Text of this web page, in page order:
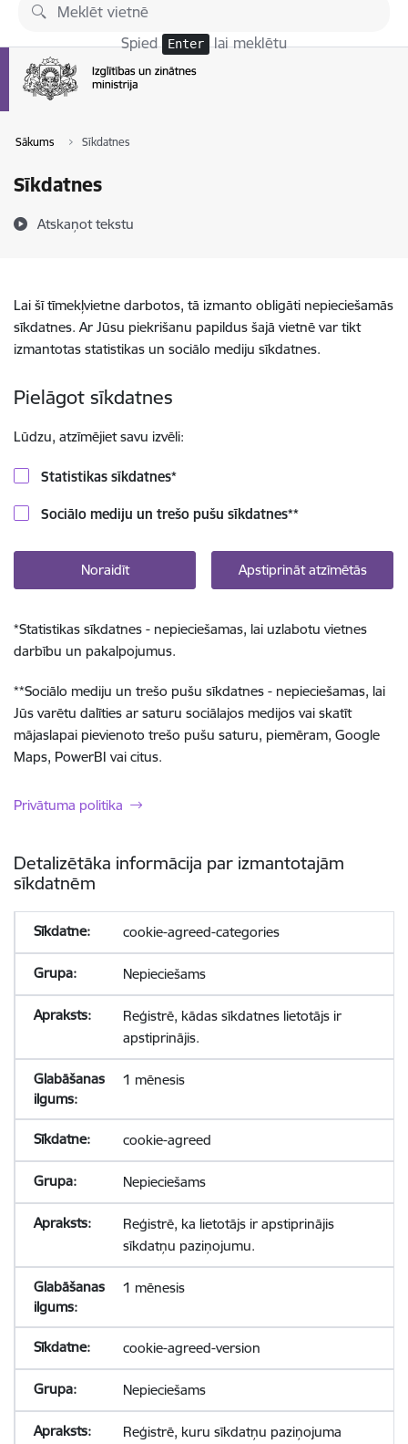
Pāriet uz lapas saturu
Spied Enter lai meklētu
Sākums Sīkdatnes
Sīkdatnes
Atskaņot tekstu
Lai šī tīmekļvietne darbotos, tā izmanto obligāti nepieciešamās
sīkdatnes. Ar Jūsu piekrišanu papildus šajā vietnē var tikt
izmantotas statistikas un sociālo mediju sīkdatnes.
Pielāgot sīkdatnes
Lūdzu, atzīmējiet savu izvēli:
Statistikas sīkdatnes*
Sociālo mediju un trešo pušu sīkdatnes**
Noraidīt Apstiprināt atzīmētās
*Statistikas sīkdatnes - nepieciešamas, lai uzlabotu vietnes
darbību un pakalpojumus.
**Sociālo mediju un trešo pušu sīkdatnes - nepieciešamas, lai
Jūs varētu dalīties ar saturu sociālajos medijos vai skatīt
mājaslapai pievienoto trešo pušu saturu, piemēram, Google
Maps, PowerBI vai citus.
Privātuma politika
Detalizētāka informācija par izmantotajām
sīkdatnēm
cookie-agreed-categories
Nepieciešams
Reģistrē, kādas sīkdatnes lietotājs ir
apstiprinājis.
1 mēnesis
cookie-agreed
Nepieciešams
Reģistrē, ka lietotājs ir apstiprinājis
sīkdatņu paziņojumu.
1 mēnesis
cookie-agreed-version
Nepieciešams
Reģistrē, kuru sīkdatņu paziņojuma